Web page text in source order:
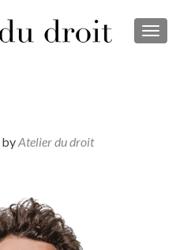
byAtelier du droit